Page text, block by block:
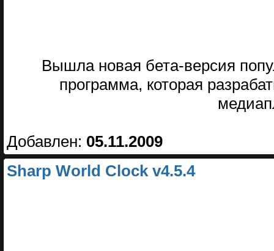
Вышла новая бета-версия
программа, которая
Добавлен: 05.11.2009
Sharp World Clock v4.5.4